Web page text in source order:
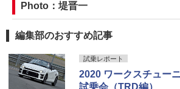
Photo：堤晋一
編集部のおすすめ記事
試乗レポート
2020 ワークスチュー